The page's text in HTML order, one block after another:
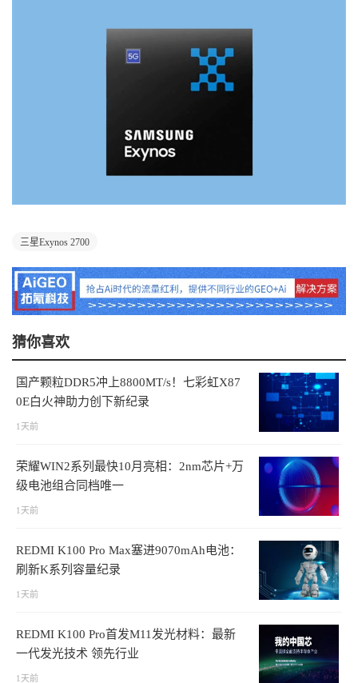
三星Exynos 2700
猜你喜欢
国产颗粒DDR5冲上8800MT/s！七彩虹X87
0E白火神助力创下新纪录
1天前
荣耀WIN2系列最快10月亮相：2nm芯片+万
级电池组合同档唯一
1天前
REDMI K100 Pro Max塞进9070mAh电池：
刷新K系列容量纪录
1天前
REDMI K100 Pro首发M11发光材料：最新
一代发光技术 领先行业
1天前